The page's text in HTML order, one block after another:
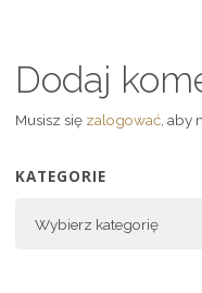
Dodaj
Musisz się zalogować, aby
KATEGORIE